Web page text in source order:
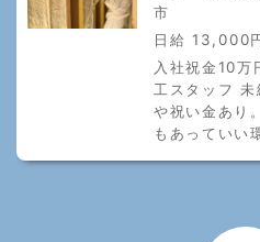
市
日給 13,000
入社祝金10
工スタッフ
や祝い金あり
もあっていい